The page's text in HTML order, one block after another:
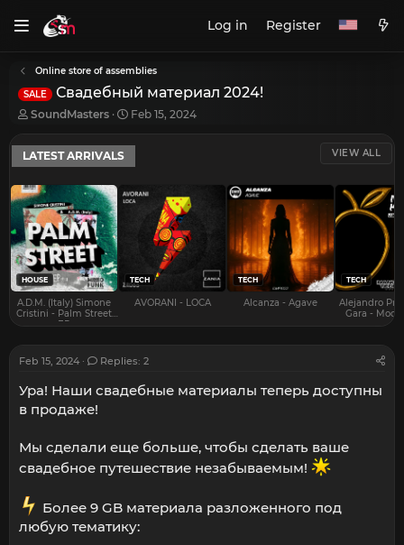
Log in Register
Online store of assemblies
SALE Свадебный материал 2024!
T
r
e
a
d
s
t
a
r
t
e
r
SoundMasters
S
a
t
a
Feb 15, 2024
LATEST ARRIVALS VIEW ALL
HOUSE
A.D.M. (Italy) Simone
Cristini - Palm Street
EP
TECH
AVORANI - LOCA
TECH
Alcanza - Agave
TECH
Alejandro
Gara -
Feb 15, 2024 Replies: 2
Ура! Наши свадебные материалы теперь доступны
в продаже!
Мы сделали еще больше, чтобы сделать ваше
свадебное путешествие незабываемым!
️ Более 9 GB материала разложенного под
любую тематику: